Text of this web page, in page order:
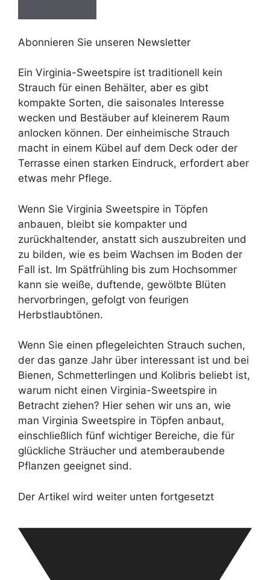
Abonnieren Sie unseren Newsletter
Ein Virginia-Sweetspire ist traditionell kein
Strauch für einen Behälter, aber es gibt
kompakte Sorten, die saisonales Interesse
wecken und Bestäuber auf kleinerem Raum
anlocken können. Der einheimische Strauch
macht in einem Kübel auf dem Deck oder der
Terrasse einen starken Eindruck, erfordert aber
etwas mehr Pflege.
Wenn Sie Virginia Sweetspire in Töpfen
anbauen, bleibt sie kompakter und
zurückhaltender, anstatt sich auszubreiten und
zu bilden, wie es beim Wachsen im Boden der
Fall ist. Im Spätfrühling bis zum Hochsommer
kann sie weiße, duftende, gewölbte Blüten
hervorbringen, gefolgt von feurigen
Herbstlaubtönen.
Wenn Sie einen pflegeleichten Strauch suchen,
der das ganze Jahr über interessant ist und bei
Bienen, Schmetterlingen und Kolibris beliebt ist,
warum nicht einen Virginia-Sweetspire in
Betracht ziehen? Hier sehen wir uns an, wie
man Virginia Sweetspire in Töpfen anbaut,
einschließlich fünf wichtiger Bereiche, die für
glückliche Sträucher und atemberaubende
Pflanzen geeignet sind.
Der Artikel wird weiter unten fortgesetzt